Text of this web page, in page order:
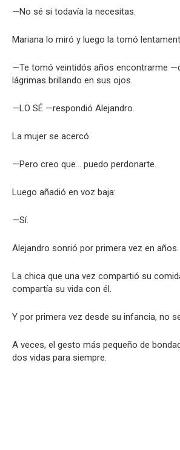
—No sé si todavía la necesitas.
Mariana lo miró y luego la tomó
—Te tomó veintidós años encontrarme
lágrimas brillando en sus ojos.
—LO SÉ —respondió Alejandro.
La mujer se acercó.
—Pero creo que… puedo perdonarte.
Luego añadió en voz baja:
—Sí.
Alejandro sonrió por primera vez en años.
La chica que una vez compartió su
compartía su vida con él.
Y por primera vez desde su infancia, no
A veces, el gesto más pequeño de
dos vidas para siempre.